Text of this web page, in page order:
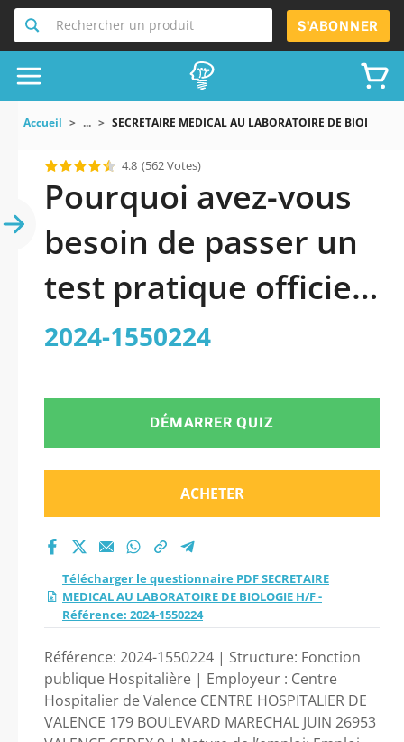
Rechercher un produit S'ABONNER
Accueil ... SECRETAIRE MEDICAL AU LABORATOIRE DE
4.8 (562 Votes)
Pourquoi avez-vous
besoin de passer un
test pratique officiel
mis à jour de
AU LABORATOIRE DE
BIOLOGIE H/F -
Référence: 2024-
1550224 2026 ?
2024-1550224
DÉMARRER QUIZ
ACHETER
Télécharger le questionnaire PDF SECRETAIRE
MEDICAL AU LABORATOIRE DE BIOLOGIE H/F -
Référence: 2024-1550224
Référence: 2024-1550224 | Structure: Fonction
publique Hospitalière | Employeur : Centre
Hospitalier de Valence CENTRE HOSPITALIER DE
VALENCE 179 BOULEVARD MARECHAL JUIN 26953